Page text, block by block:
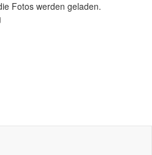
Fotos werden geladen.